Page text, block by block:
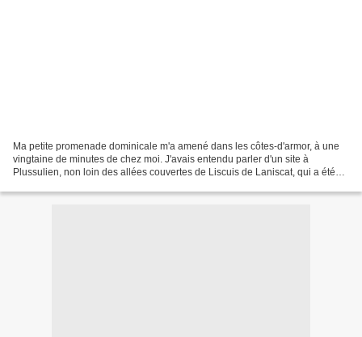
Ma petite promenade dominicale m'a amené dans les côtes-d'armor, à une
vingtaine de minutes de chez moi. J'avais entendu parler d'un site à
Plussulien, non loin des allées couvertes de Liscuis de Laniscat, qui a été